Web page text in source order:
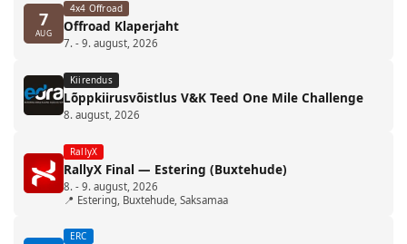
7
AUG
4x4 Offroad
Offroad Klaperjaht
7. - 9. august, 2026
Kiirendus
Lõppkiirusvõistlus V&K Teed One Mile Challenge
8. august, 2026
RallyX
RallyX Final — Estering (Buxtehude)
8. - 9. august, 2026
📍 Estering, Buxtehude, Saksamaa
ERC